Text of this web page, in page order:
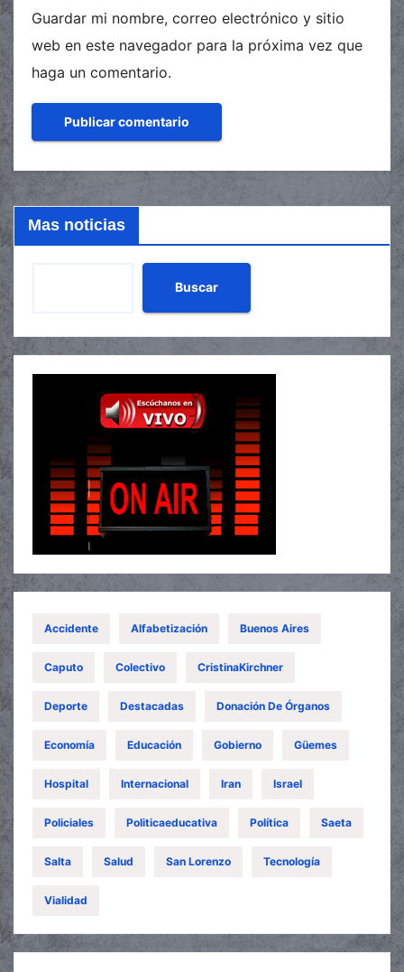
Guardar mi nombre, correo electrónico y sitio
web en este navegador para la próxima vez que
haga un comentario.
Mas noticias
Buscar
Accidente Alfabetización Buenos Aires
Caputo Colectivo CristinaKirchner
Deporte Destacadas Donación De Órganos
Economía Educación Gobierno Güemes
Hospital Internacional Iran Israel
Policiales Politicaeducativa Política Saeta
Salta Salud San Lorenzo Tecnología
Vialidad